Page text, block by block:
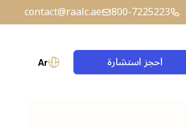
800-7225223
contact@raalc.ae
احجز استشارة Ar